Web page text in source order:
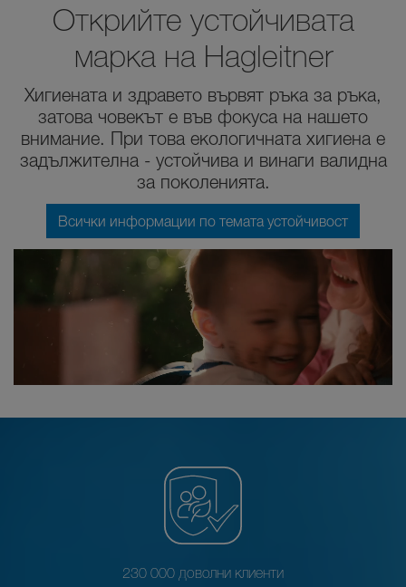
Открийте устойчивата
марка на Hagleitner
Хигиената и здравето вървят ръка за ръка,
затова човекът е във фокуса на нашето
внимание. При това екологичната хигиена е
задължителна - устойчива и винаги валидна
за поколенията.
Всички информации по темата устойчивост
230 000 доволни клиенти